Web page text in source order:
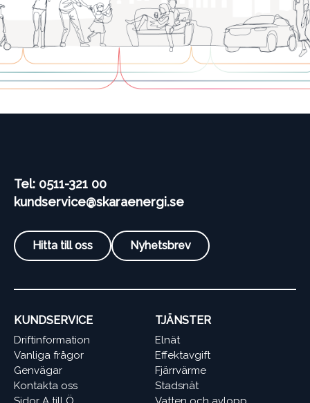
Tel: 0511-321 00
kundservice@skaraenergi.se
Hitta till oss Nyhetsbrev
KUNDSERVICE
Driftinformation
Vanliga frågor
Genvägar
Kontakta oss
TJÄNSTER
Elnät
Effektavgift
Fjärrvärme
Stadsnät